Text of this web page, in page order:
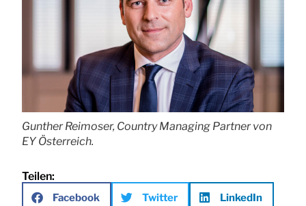
Gunther Reimoser, Country Managing Partner von
EY Österreich.
Teilen:
Facebook Twitter LinkedIn